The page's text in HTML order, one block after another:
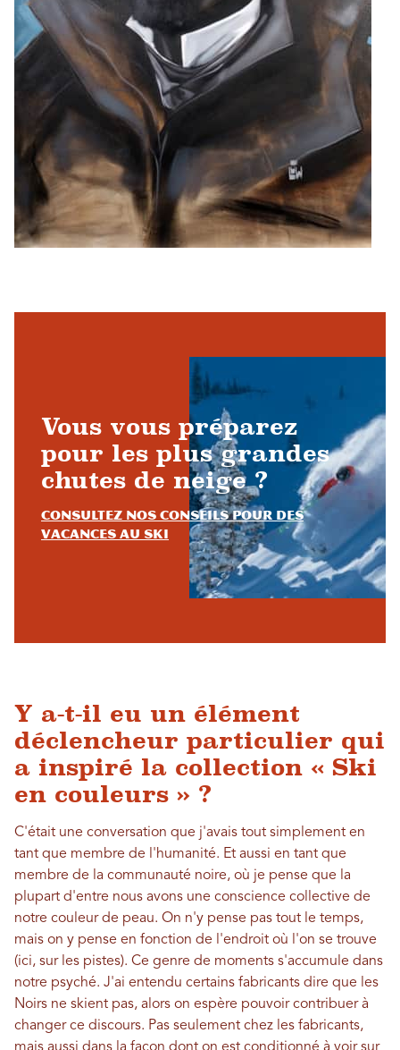
Vous vous préparez
pour les plus grandes
chutes de neige ?
Consultez nos conseils pour des
vacances au ski
Y a-t-il eu un élément
déclencheur particulier qui
a inspiré la collection « Ski
en couleurs » ?
C'était une conversation que j'avais tout simplement en
tant que membre de l'humanité. Et aussi en tant que
membre de la communauté noire, où je pense que la
plupart d'entre nous avons une conscience collective de
notre couleur de peau. On n'y pense pas tout le temps,
mais on y pense en fonction de l'endroit où l'on se trouve
(ici, sur les pistes). Ce genre de moments s'accumule dans
notre psyché. J'ai entendu certains fabricants dire que les
Noirs ne skient pas, alors on espère pouvoir contribuer à
changer ce discours. Pas seulement chez les fabricants,